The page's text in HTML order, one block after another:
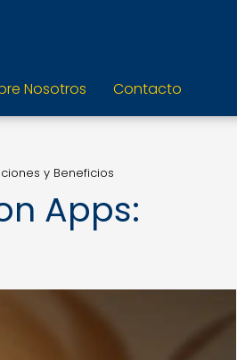
Nosotros Contacto
y Beneficios
Apps: